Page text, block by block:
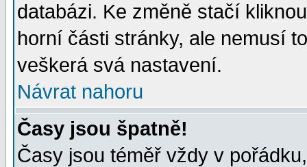
databázi. Ke změně stačí
horní části stránky, ale nemusí
veškerá svá nastavení.
Návrat nahoru
Časy jsou špatně!
Časy jsou téměř vždy v